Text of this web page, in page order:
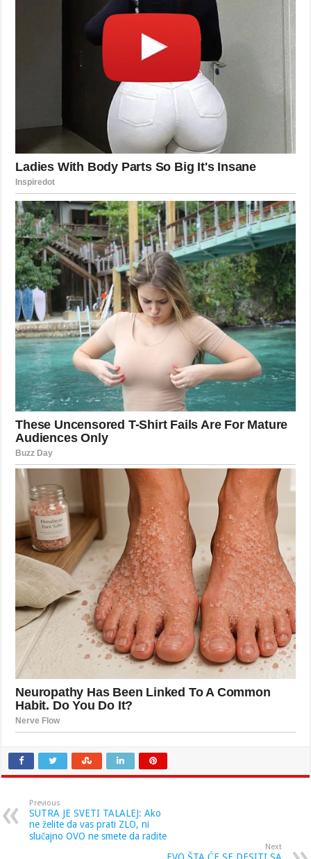
Previous
SUTRA JE SVETI TALALEJ: Ako
ne želite da vas prati ZLO, ni
slučajno OVO ne smete da radite
Next
EVO ŠTA ĆE SE DESITI SA